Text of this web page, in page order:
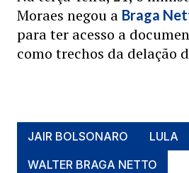
Moraes negou a Braga
para ter acesso a
como trechos da delação
JAIR BOLSONARO LULA
WALTER BRAGA NETTO